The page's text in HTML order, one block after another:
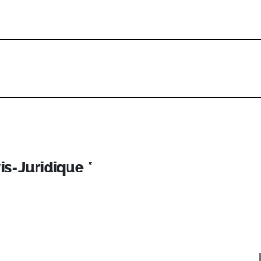
Juridique *